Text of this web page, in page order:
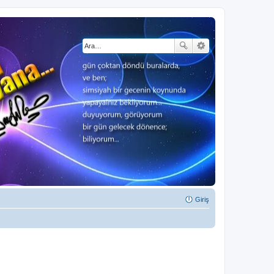
Giriş